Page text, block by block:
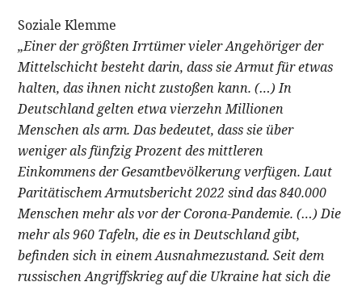
Soziale Klemme
„Einer der größten Irrtümer vieler Angehöriger der
Mittelschicht besteht darin, dass sie Armut für etwas
halten, das ihnen nicht zustoßen kann. (…) In
Deutschland gelten etwa vierzehn Millionen
Menschen als arm. Das bedeutet, dass sie über
weniger als fünfzig Prozent des mittleren
Einkommens der Gesamtbevölkerung verfügen. Laut
Paritätischem Armutsbericht 2022 sind das 840.000
Menschen mehr als vor der Corona-Pandemie. (…) Die
mehr als 960 Tafeln, die es in Deutschland gibt,
befinden sich in einem Ausnahmezustand. Seit dem
russischen Angriffskrieg auf die Ukraine hat sich die